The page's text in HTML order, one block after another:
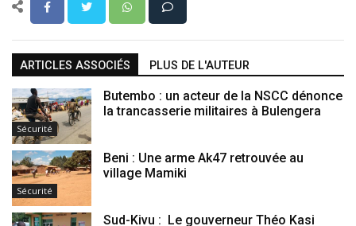
ARTICLES ASSOCIÉS PLUS DE L'AUTEUR
Sécurité
Butembo : un acteur de la NSCC dénonce
la trancasserie militaires à Bulengera
Sécurité
Beni : Une arme Ak47 retrouvée au
village Mamiki
Sud-Kivu : Le gouverneur Théo Kasi